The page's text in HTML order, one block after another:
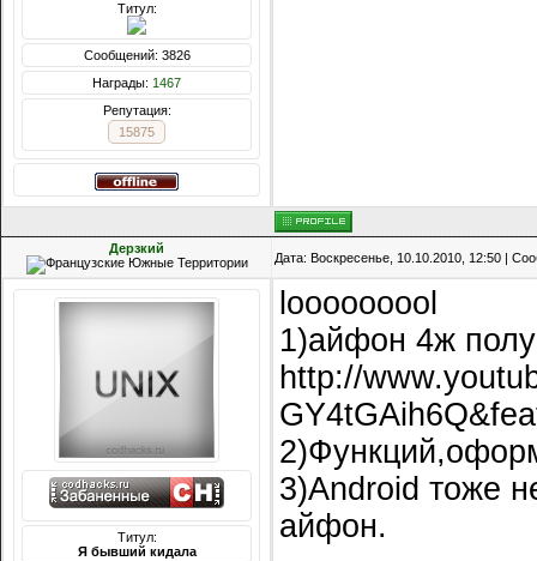
Титул:
Сообщений: 3826
Награды: 1467
Репутация:
15875
Дерзкий
Дата: Воскресенье, 10.10.2010, 12:50 |
Титул:
Я бывший кидала
looooooool
1)айфон 4ж
http://
3)Android тоже
айфон.